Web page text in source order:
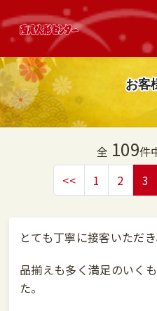
お客
全 109件
<<
1 2 3
とても丁寧に接客いただ
品揃えも多く満足のいく
た。